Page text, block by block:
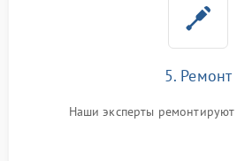
5. Ремонт
Наши эксперты